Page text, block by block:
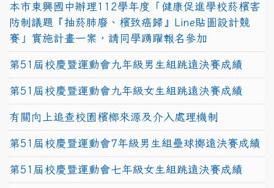
本市東興國中辦理112學年度「健康促進學校菸檳害
防制議題『抽菸肺廢、檳致癌歸』Line貼圖設計競
賽」實施計畫一案，請同學踴躍報名參加
第51屆校慶暨運動會九年級男生組跳遠決賽成績
第51屆校慶暨運動會九年級女生組跳遠決賽成績
有關向上追查校園檳榔來源及介入處理機制
第51屆校慶暨運動會7年級男生組壘球擲遠決賽成績
第51屆校慶暨運動會七年級女生組跳遠決賽成績